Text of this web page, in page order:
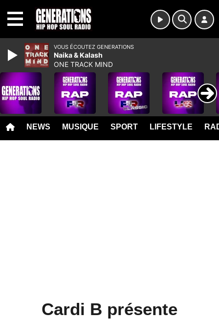
NEWS MUSIQUE SPORT LIFESTYLE
Cardi B présente
VOUS ÉCOUTEZ GENERATIONS
Naika & Kalash
ONE TRACK MIND